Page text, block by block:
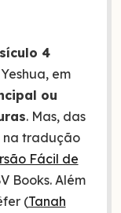
4
em
ou
. Mas, das
na tradução
Fácil de
Books. Além
(Tanah